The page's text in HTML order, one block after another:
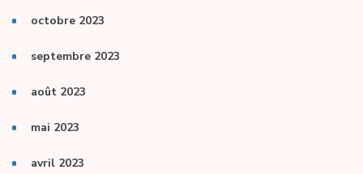
octobre 2023
septembre 2023
août 2023
mai 2023
avril 2023